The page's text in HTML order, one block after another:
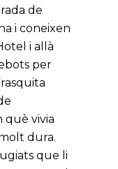
de
i coneixen
i allà
per
què vivia
dura.
que li